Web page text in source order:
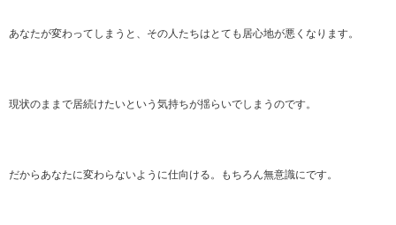
あなたが変わってしまうと、その人たちはとても居心地が悪くなります。
現状のままで居続けたいという気持ちが揺らいでしまうのです。
だからあなたに変わらないように仕向ける。もちろん無意識にです。